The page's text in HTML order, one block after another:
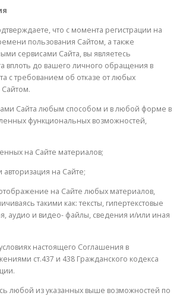
что с момента регистрации на
пользования Сайтом, а также
сервисами Сайта, вы являетесь
вплоть до вашего личного обращения в
с требованием об отказе от любых
Сайта любым способом и в любой форме в
функциональных возможностей,
на Сайте материалов;
авторизация на Сайте;
на Сайте любых материалов,
такими как: тексты, гипертекстовые
аудио и видео- файлы, сведения и/или иная
настоящего Соглашения в
ст.437 и 438 Гражданского кодекса
любой из указанных выше возможностей по